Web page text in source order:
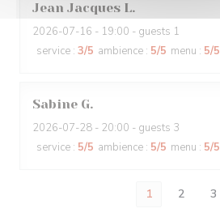
Jean Jacques L
2026-07-16 - 19:00 - guests 1
service : 3/5 ambience : 5/5 menu : 5/5
Sabine G
2026-07-28 - 20:00 - guests 3
service : 5/5 ambience : 5/5 menu : 5/5
1 2 3